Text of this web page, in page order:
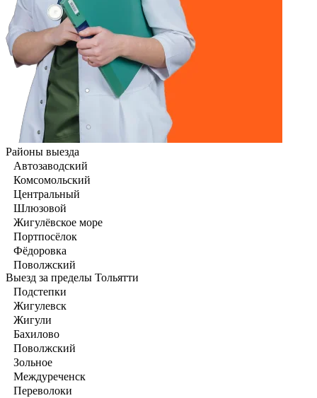
Районы выезда
Автозаводский
Комсомольский
Центральный
Шлюзовой
Жигулёвское море
Портпосёлок
Фёдоровка
Поволжский
Выезд за пределы Тольятти
Подстепки
Жигулевск
Жигули
Бахилово
Поволжский
Зольное
Междуреченск
Переволоки